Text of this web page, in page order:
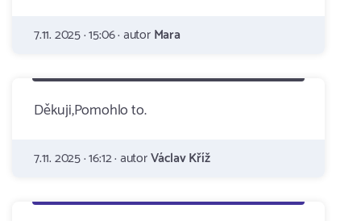
7.11. 2025 · 15:06 · autorMara
Děkuji,Pomohlo to.
7.11. 2025 · 16:12 · autorVáclav Kříž